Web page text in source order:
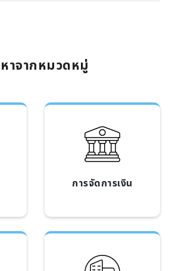
าจากหมวดหมู่
การจัดการเงิน